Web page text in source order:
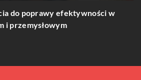
do poprawy efektywności w
i przemysłowym